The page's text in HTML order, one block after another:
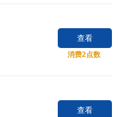
查看
消费2点数
查看